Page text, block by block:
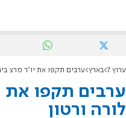
ערוץ 7 בארץ ערבים תקפו את יו"ר מרצ
ערבים תקפו את
לורה ורטון